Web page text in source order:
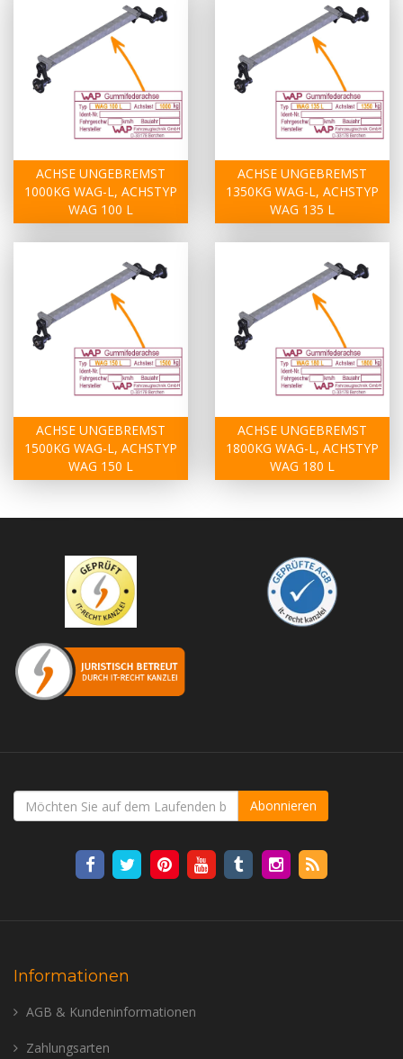
ACHSE UNGEBREMST
1000KG WAG-L, ACHSTYP
WAG 100 L
ACHSE UNGEBREMST
1350KG WAG-L, ACHSTYP
WAG 135 L
ACHSE UNGEBREMST
1500KG WAG-L, ACHSTYP
WAG 150 L
ACHSE UNGEBREMST
1800KG WAG-L, ACHSTYP
WAG 180 L
Abonnieren
Informationen
AGB & Kundeninformationen
Zahlungsarten